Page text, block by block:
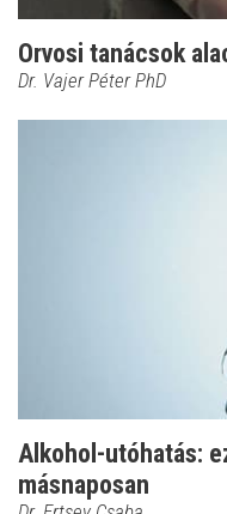
Orvosi tanácsok
Dr. Vajer Péter PhD
Alkohol-utóhatás:
másnaposan